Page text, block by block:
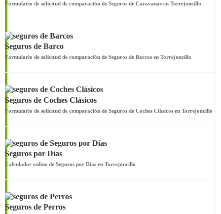
Formulario de solicitud de comparación de Seguros de Caravanas en Torrejoncillo
Seguros de Barco
Formulario de solicitud de comparación de Seguros de Barcos en Torrejoncillo
Seguros de Coches Clásicos
Formulario de solicitud de comparación de Seguros de Coches Clásicos en Torrejoncillo
Seguros por Días
Calculador online de Seguros por Días en Torrejoncillo
Seguros de Perros